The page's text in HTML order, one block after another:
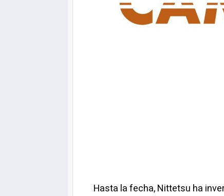
Hasta la fecha, Nittetsu ha